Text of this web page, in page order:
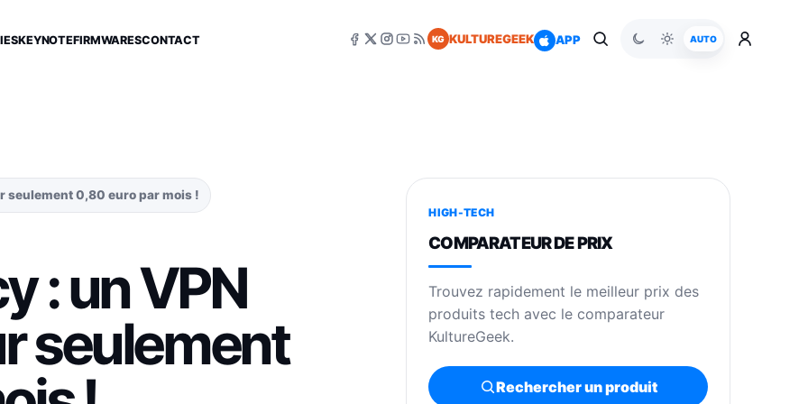
KEYNOTEFIRMWARESCONTACT KG KULTUREGEEK APP AUTO
seulement 0,80 euro par mois !
: un VPN
seulement
HIGH-TECH
COMPARATEUR DE PRIX
Trouvez rapidement le meilleur prix des
produits tech avec le comparateur
KultureGeek.
Rechercher un produit